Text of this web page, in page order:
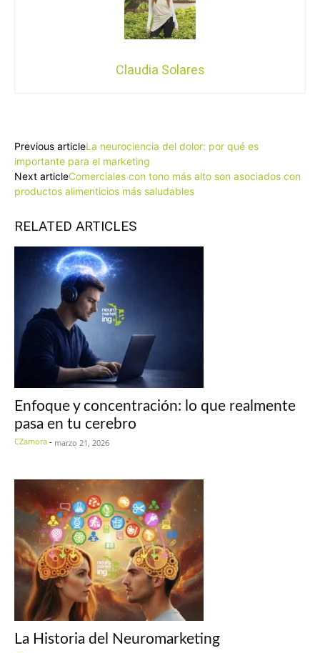
Claudia Solares
Previous articleLa neurociencia del dolor: por qué es
importante para el marketing
Next articleComerciales con tono más alto son asociados con
productos alimenticios más saludables
RELATED ARTICLES
Enfoque y concentración: lo que realmente
pasa en tu cerebro
CZamora - marzo 21, 2026
La Historia del Neuromarketing